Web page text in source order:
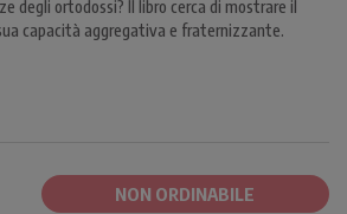
degli ortodossi? Il libro cerca di mostrare il
capacità aggregativa e fraternizzante.
NON ORDINABILE